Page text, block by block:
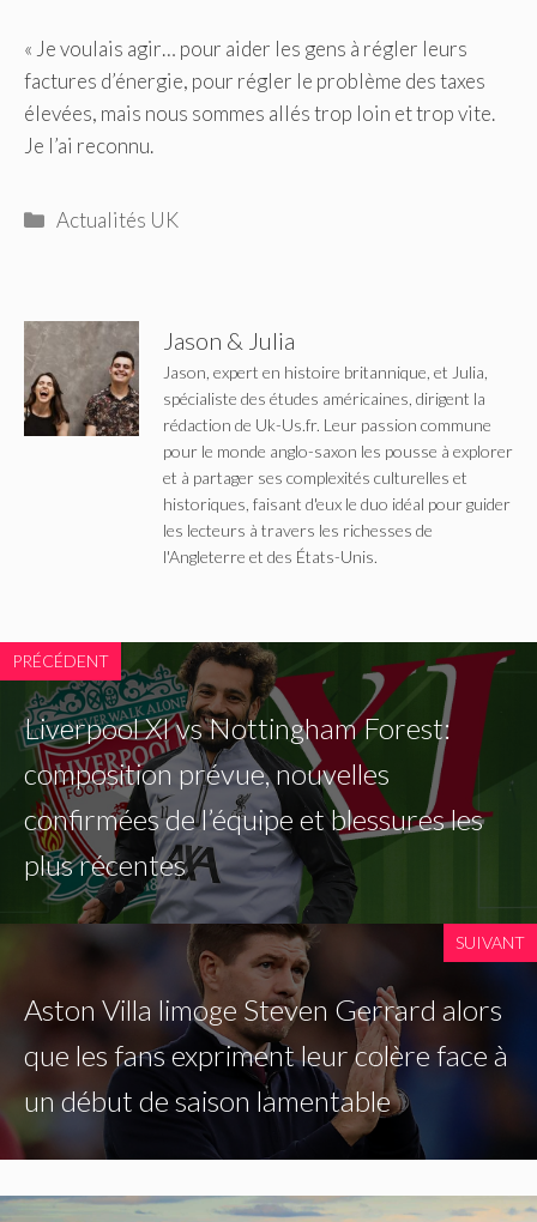
« Je voulais agir… pour aider les gens à régler leurs
factures d’énergie, pour régler le problème des taxes
élevées, mais nous sommes allés trop loin et trop vite.
Je l’ai reconnu.
Catégories
Actualités UK
Jason & Julia
Jason, expert en histoire britannique, et Julia,
spécialiste des études américaines, dirigent la
rédaction de Uk-Us.fr. Leur passion commune
pour le monde anglo-saxon les pousse à explorer
et à partager ses complexités culturelles et
historiques, faisant d'eux le duo idéal pour guider
les lecteurs à travers les richesses de
l'Angleterre et des États-Unis.
PRÉCÉDENT
Liverpool XI vs Nottingham Forest:
composition prévue, nouvelles
confirmées de l’équipe et blessures les
plus récentes
SUIVANT
Aston Villa limoge Steven Gerrard alors
que les fans expriment leur colère face à
un début de saison lamentable